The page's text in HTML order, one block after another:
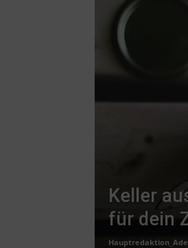
Keller
für dein